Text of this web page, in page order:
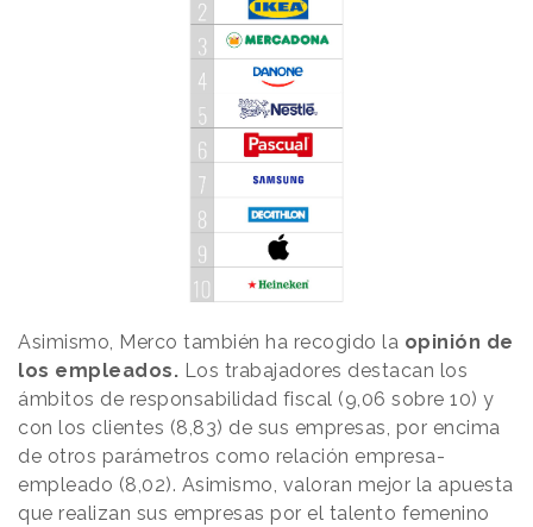
Asimismo, Merco también ha recogido la opinión de
los empleados. Los trabajadores destacan los
ámbitos de responsabilidad fiscal (9,06 sobre 10) y
con los clientes (8,83) de sus empresas, por encima
de otros parámetros como relación empresa-
empleado (8,02). Asimismo, valoran mejor la apuesta
que realizan sus empresas por el talento femenino